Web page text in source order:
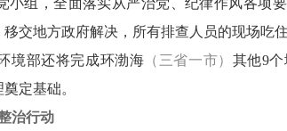
小组，全面落实从严治党、纪律作风各项
交地方政府解决，所有排查人员的现场吃
境部还将完成环渤海 （三省一市） 其他9个
定基础。
治行动